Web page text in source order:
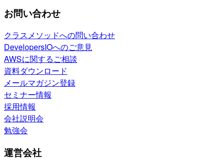
お問い合わせ
クラスメソッドへの問い合わせ
DevelopersIOへのご意見
AWSに関するご相談
資料ダウンロード
メールマガジン登録
セミナー情報
採用情報
会社説明会
勉強会
運営会社